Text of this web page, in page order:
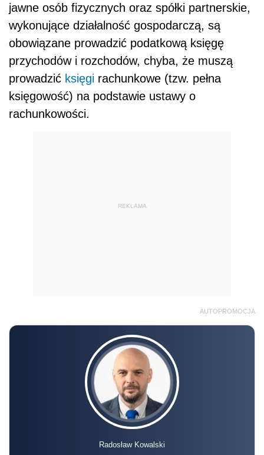
jawne osób fizycznych oraz spółki partnerskie,
wykonujące działalność gospodarczą, są
obowiązane prowadzić podatkową księgę
przychodów i rozchodów, chyba, że muszą
prowadzić księgi rachunkowe (tzw. pełna
księgowość) na podstawie ustawy o
rachunkowości.
REKLAMA
AUTOPROMOCJA
Radosław Kowalski